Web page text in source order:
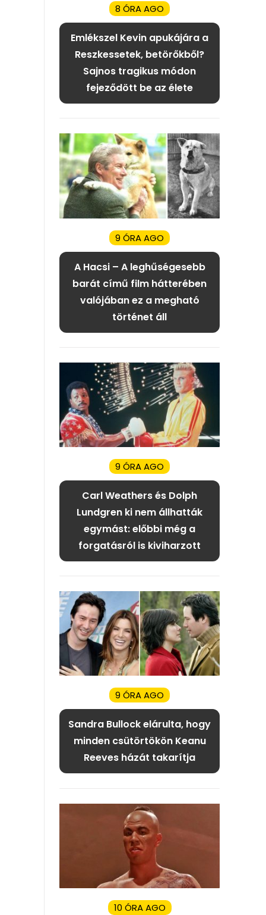
8 ÓRA AGO
Emlékszel Kevin apukájára a
Reszkessetek, betörőkből?
Sajnos tragikus módon
fejeződött be az élete
9 ÓRA AGO
A Hacsi – A leghűségesebb
barát című film hátterében
valójában ez a megható
történet áll
9 ÓRA AGO
Carl Weathers és Dolph
Lundgren ki nem állhatták
egymást: előbbi még a
forgatásról is kiviharzott
9 ÓRA AGO
Sandra Bullock elárulta, hogy
minden csütörtökön Keanu
Reeves házát takarítja
10 ÓRA AGO